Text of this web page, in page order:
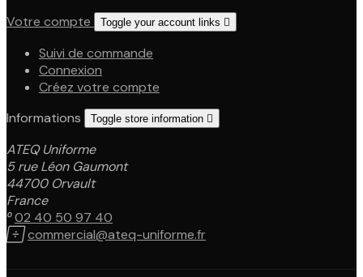
Votre compte
Toggle your account links 
Suivi de commande
Connexion
Créez votre compte
Informations
Toggle store information 
ATEQ Uniforme
5 rue Léon Gaumont
44700 Orvault
France
02 40 50 97 40
commercial@ateq-uniforme.fr